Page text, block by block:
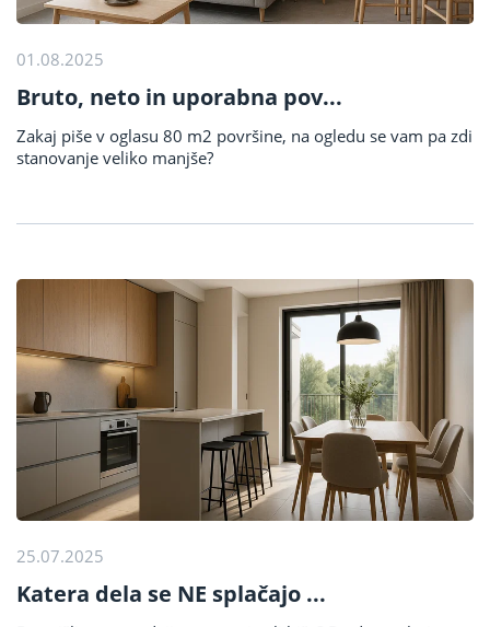
01.08.2025
Bruto, neto in uporabna pov...
Zakaj piše v oglasu 80 m2 površine, na ogledu se vam pa zdi
stanovanje veliko manjše?
25.07.2025
Katera dela se NE splačajo ...